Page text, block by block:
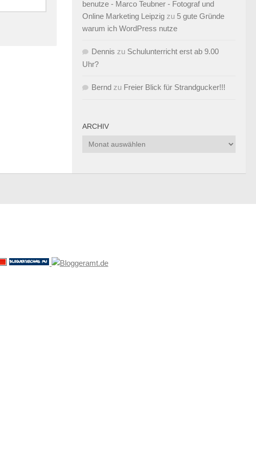
benutze - Marco Teubner - Fotograf und
Online Marketing Leipzig zu 5 gute Gründe
warum ich WordPress nutze
Dennis zu Schulunterricht erst ab 9.00
Uhr?
Bernd zu Freier Blick für Strandgucker!!!
ARCHIV
Archiv